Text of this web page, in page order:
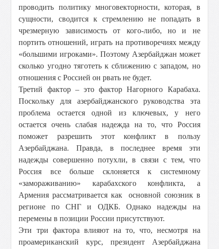
проводить политику многовекторности, которая, в
сущности, сводится к стремлению не попадать в
чрезмерную зависимость от кого-либо, но и не
портить отношений, играть на противоречиях между
«большими игроками». Поэтому Азербайджан может
сколько угодно тяготеть к сближению с западом, но
отношения с Россией он рвать не будет.
Третий фактор – это фактор Нагорного Карабаха.
Поскольку для азербайджанского руководства эта
проблема остается одной из ключевых, у него
остается очень слабая надежда на то, что Россия
поможет разрешить этот конфликт в пользу
Азербайджана. Правда, в последнее время эти
надежды совершенно потухли, в связи с тем, что
Россия все больше склоняется к системному
«замораживанию» карабахского конфликта, а
Армения рассматривается как основной союзник в
регионе по СНГ и ОДКБ. Однако надежды на
перемены в позиции России присутствуют.
Эти три фактора влияют на то, что, несмотря на
проамериканский курс, президент Азербайджана